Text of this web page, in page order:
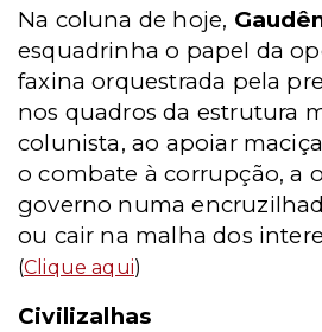
Na coluna de hoje,
esquadrinha o papel da
faxina orquestrada pela
nos quadros da estrutura
colunista, ao apoiar
o combate à corrupção, a
governo numa
ou cair na malha dos
(Clique aqui)
Civilizalhas